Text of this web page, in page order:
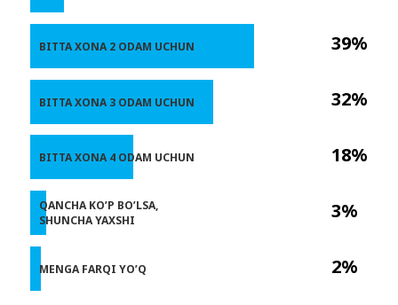
39%
32%
18%
3%
2%
BITTA XONA 2 ODAM UCHUN
BITTA XONA 3 ODAM UCHUN
BITTA XONA 4 ODAM UCHUN
QANCHA KO’P BO’LSA,
SHUNCHA YAXSHI
MENGA FARQI YO’Q